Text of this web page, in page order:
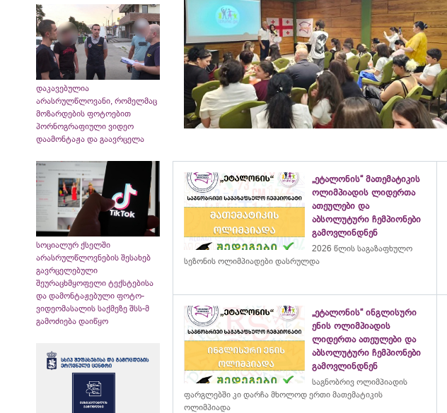
დაკავებულია
არასრულწლოვანი, რომელმაც
მოზარდების ფოტოებით
პორნოგრაფიული ვიდეო
დაამონტაჟა და გაავრცელა
სოციალურ ქსელში
არასრულწლოვნების შესახებ
გავრცელებული
შეურაცხმყოფელი ტექსტებისა
და დამონტაჟებული ფოტო-
ვიდეომასალის საქმეზე შსს-მ
გამოძიება დაიწყო
„ეტალონის“ მათემატიკის
ოლიმპიადის ლიდერთა
ათეულები და
აბსოლუტური ჩემპიონები
გამოვლინდნენ
2026 წლის საგაზაფხულო
სეზონის ოლიმპიადები დასრულდა
„ეტალონის“ ინგლისური
ენის ოლიმპიადის
ლიდერთა ათეულები და
აბსოლუტური ჩემპიონები
გამოვლინდნენ
საგნობრივ ოლიმპიადის
ფარგლებში კი დარჩა მხოლოდ ერთი მათემატიკის
ოლიმპიადა